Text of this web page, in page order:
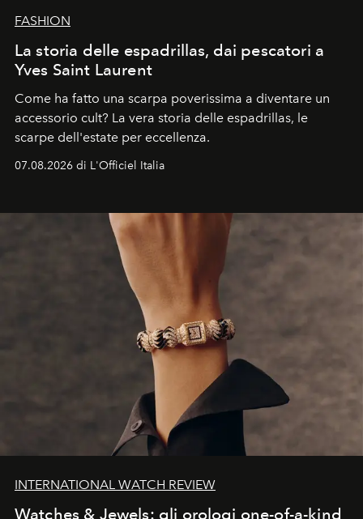
FASHION
La storia delle espadrillas, dai pescatori a
Yves Saint Laurent
Come ha fatto una scarpa poverissima a diventare un
accessorio cult? La vera storia delle espadrillas, le
scarpe dell'estate per eccellenza.
07.08.2026 di L'Officiel Italia
INTERNATIONAL WATCH REVIEW
Watches & Jewels: gli orologi one-of-a-kind